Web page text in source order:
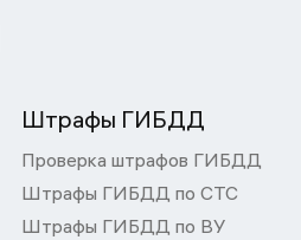
Штрафы ГИБДД
Проверка штрафов ГИБДД
Штрафы ГИБДД по СТС
Штрафы ГИБДД по ВУ